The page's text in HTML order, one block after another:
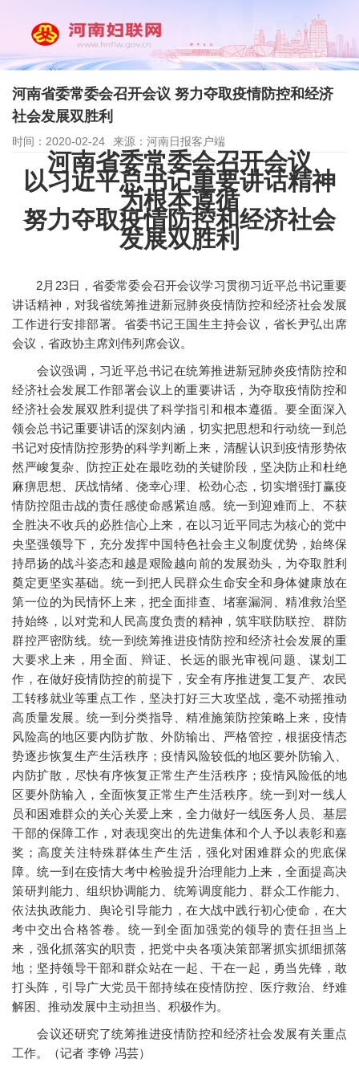
河南省委常委会召开会议 努力夺取疫情防控和经济
社会发展双胜利
时间：2020-02-24 来源：河南日报客户端
河南省委常委会召开会议
以习近平总书记重要讲话精神
为根本遵循
努力夺取疫情防控和经济社会
发展双胜利
2月23日，省委常委会召开会议学习贯彻习近平总书记重要
讲话精神，对我省统筹推进新冠肺炎疫情防控和经济社会发展
工作进行安排部署。省委书记王国生主持会议，省长尹弘出席
会议，省政协主席刘伟列席会议。
会议强调，习近平总书记在统筹推进新冠肺炎疫情防控和
经济社会发展工作部署会议上的重要讲话，为夺取疫情防控和
经济社会发展双胜利提供了科学指引和根本遵循。要全面深入
领会总书记重要讲话的深刻内涵，切实把思想和行动统一到总
书记对疫情防控形势的科学判断上来，清醒认识到疫情形势依
然严峻复杂、防控正处在最吃劲的关键阶段，坚决防止和杜绝
麻痹思想、厌战情绪、侥幸心理、松劲心态，切实增强打赢疫
情防控阻击战的责任感使命感紧迫感。统一到迎难而上、不获
全胜决不收兵的必胜信心上来，在以习近平同志为核心的党中
央坚强领导下，充分发挥中国特色社会主义制度优势，始终保
持昂扬的战斗姿态和越是艰险越向前的发展劲头，为夺取胜利
奠定更坚实基础。统一到把人民群众生命安全和身体健康放在
第一位的为民情怀上来，把全面排查、堵塞漏洞、精准救治坚
持始终，以对党和人民高度负责的精神，筑牢联防联控、群防
群控严密防线。统一到统筹推进疫情防控和经济社会发展的重
大要求上来，用全面、辩证、长远的眼光审视问题、谋划工
作，在做好疫情防控的前提下，安全有序推进复工复产、农民
工转移就业等重点工作，坚决打好三大攻坚战，毫不动摇推动
高质量发展。统一到分类指导、精准施策防控策略上来，疫情
风险高的地区要内防扩散、外防输出、严格管控，根据疫情态
势逐步恢复生产生活秩序；疫情风险较低的地区要外防输入、
内防扩散，尽快有序恢复正常生产生活秩序；疫情风险低的地
区要外防输入，全面恢复正常生产生活秩序。统一到对一线人
员和困难群众的关心关爱上来，全力做好一线医务人员、基层
干部的保障工作，对表现突出的先进集体和个人予以表彰和嘉
奖；高度关注特殊群体生产生活，强化对困难群众的兜底保
障。统一到在疫情大考中检验提升治理能力上来，全面提高决
策研判能力、组织协调能力、统筹调度能力、群众工作能力、
依法执政能力、舆论引导能力，在大战中践行初心使命，在大
考中交出合格答卷。统一到全面加强党的领导的责任担当上
来，强化抓落实的职责，把党中央各项决策部署抓实抓细抓落
地；坚持领导干部和群众站在一起、干在一起，勇当先锋，敢
打头阵，引导广大党员干部持续在疫情防控、医疗救治、纾难
解困、推动发展中主动担当、积极作为。
会议还研究了统筹推进疫情防控和经济社会发展有关重点
工作。（记者 李铮 冯芸）